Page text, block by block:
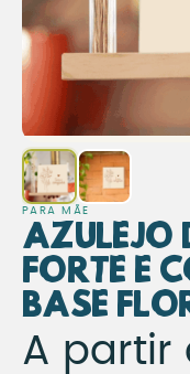
PARA MÃE
Azulejo
Forte e
Base
Azulejo
A partir